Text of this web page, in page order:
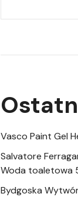
Vasco Paint Gel
Salvatore
Woda toaletowa
Bydgoska